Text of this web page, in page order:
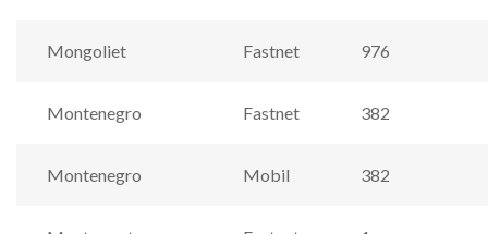
Mongoliet Fastnet 976
Montenegro Fastnet 382
Montenegro Mobil 382